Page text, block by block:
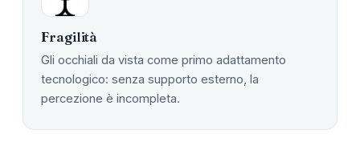
Fragilità
Gli occhiali da vista come primo adattamento
tecnologico: senza supporto esterno, la
percezione è incompleta.